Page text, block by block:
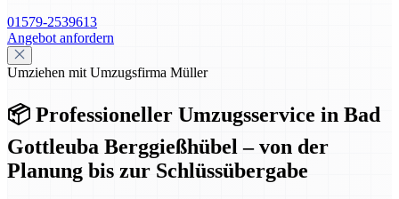
01579-2539613
Angebot anfordern
Umziehen mit Umzugsfirma Müller
📦 Professioneller Umzugsservice in Bad
Gottleuba Berggießhübel – von der
Planung bis zur Schlüssübergabe